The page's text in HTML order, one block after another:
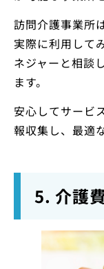
訪問介護事業所
実際に利用して
ネジャーと相談
ます。
安心してサービ
報収集し、最適
5. 介護